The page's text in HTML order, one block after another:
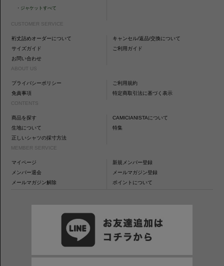
・ ジャケットすべて
CUSTOMER SERVICE
裄丈詰めオーダーについて
キャンセル/返品/交換について
サイズガイド
ご利用ガイド
お問い合わせ
ABOUT US
プライバシーポリシー
ご利用規約
免責事項
特定商取引法に基づく表示
CONTENTS
商品を探す
CAMICIANISTAについて
生地について
特集
正しいシャツの採寸方法
MEMBER SERVICE
マイページ
新規メンバー登録
メンバー退会
メールマガジン登録
メールマガジン解除
ポイントについて